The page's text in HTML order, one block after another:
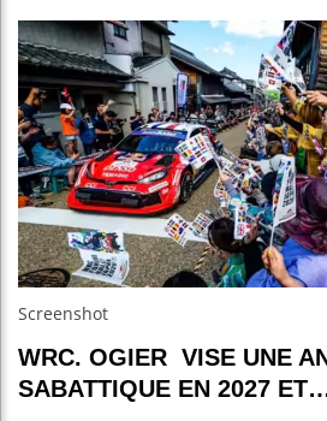
Screenshot
WRC. OGIER VISE UNE
SABATTIQUE EN 2027